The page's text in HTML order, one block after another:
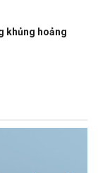
khủng hoảng